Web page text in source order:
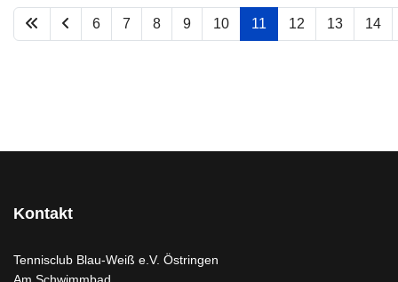
6 7 8 9 10 11 12 13 14
Kontakt
Tennisclub Blau-Weiß e.V. Östringen